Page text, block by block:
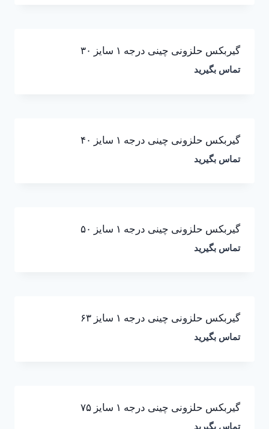
گیربکس حلزونی چینی درجه ۱ سایز ۳۰
تماس بگیرید
گیربکس حلزونی چینی درجه ۱ سایز ۴۰
تماس بگیرید
گیربکس حلزونی چینی درجه ۱ سایز ۵۰
تماس بگیرید
گیربکس حلزونی چینی درجه ۱ سایز ۶۳
تماس بگیرید
گیربکس حلزونی چینی درجه ۱ سایز ۷۵
تماس بگیرید